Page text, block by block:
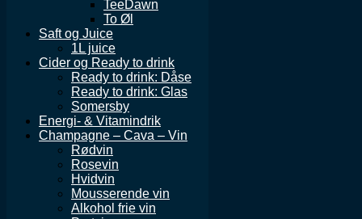
TeeDawn
To Øl
Saft og Juice
1L juice
Cider og Ready to drink
Ready to drink: Dåse
Ready to drink: Glas
Somersby
Energi- & Vitamindrik
Champagne – Cava – Vin
Rødvin
Rosevin
Hvidvin
Mousserende vin
Alkohol frie vin